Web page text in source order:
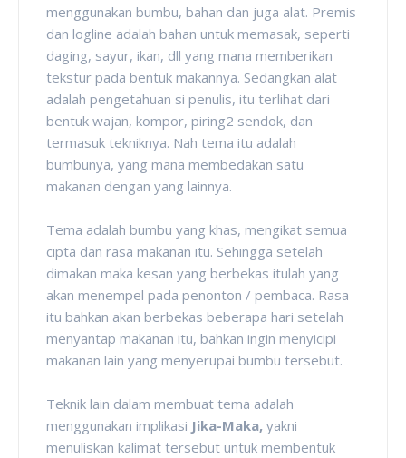
menggunakan bumbu, bahan dan juga alat. Premis
dan logline adalah bahan untuk memasak, seperti
daging, sayur, ikan, dll yang mana memberikan
tekstur pada bentuk makannya. Sedangkan alat
adalah pengetahuan si penulis, itu terlihat dari
bentuk wajan, kompor, piring2 sendok, dan
termasuk tekniknya. Nah tema itu adalah
bumbunya, yang mana membedakan satu
makanan dengan yang lainnya.
Tema adalah bumbu yang khas, mengikat semua
cipta dan rasa makanan itu. Sehingga setelah
dimakan maka kesan yang berbekas itulah yang
akan menempel pada penonton / pembaca. Rasa
itu bahkan akan berbekas beberapa hari setelah
menyantap makanan itu, bahkan ingin menyicipi
makanan lain yang menyerupai bumbu tersebut.
Teknik lain dalam membuat tema adalah
menggunakan implikasi Jika-Maka, yakni
menuliskan kalimat tersebut untuk membentuk